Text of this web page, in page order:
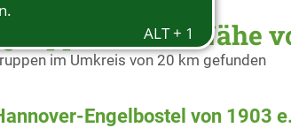
in der Nähe
im Umkreis von 20 km gefunden
Engelbostel von 1903